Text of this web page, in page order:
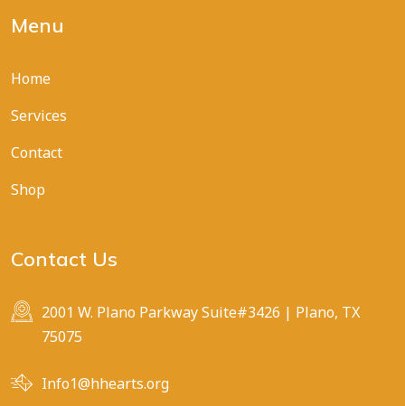
Menu
Home
Services
Contact
Shop
Contact Us
2001 W. Plano Parkway Suite#3426 | Plano, TX
75075
Info1@hhearts.org